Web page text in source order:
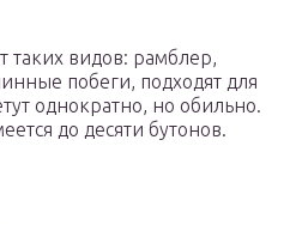
таких видов: рамблер,
побеги, подходят для
однократно, но обильно.
до десяти бутонов.